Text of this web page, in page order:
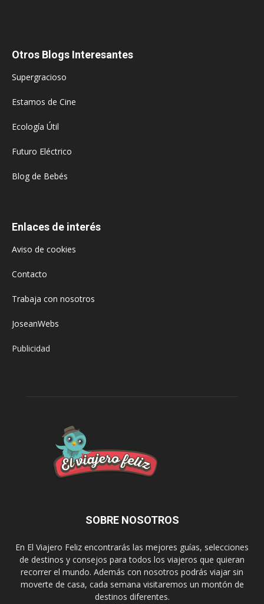
Otros Blogs Interesantes
Supergracioso
Estamos de Cine
Ecología Útil
Futuro Eléctrico
Blog de Bebés
Enlaces de interés
Aviso de cookies
Contacto
Trabaja con nosotros
JoseanWebs
Publicidad
SOBRE NOSOTROS
En El Viajero Feliz encontrarás las mejores guías, selecciones
de destinos y consejos para todos los viajeros que quieran
recorrer el mundo. Además con nosotros podrás viajar sin
moverte de casa, cada semana visitaremos un montón de
destinos diferentes.